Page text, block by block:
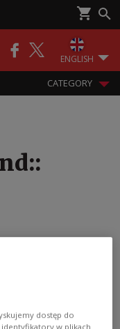
ENGLISH
CATEGORY
Poland
dostęp do
w plikach